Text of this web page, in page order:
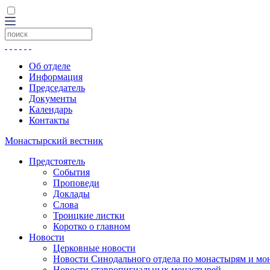
Об отделе
Информация
Председатель
Документы
Календарь
Контакты
Монастырский вестник
Предстоятель
События
Проповеди
Доклады
Слова
Троицкие листки
Коротко о главном
Новости
Церковные новости
Новости Синодального отдела по монастырям и